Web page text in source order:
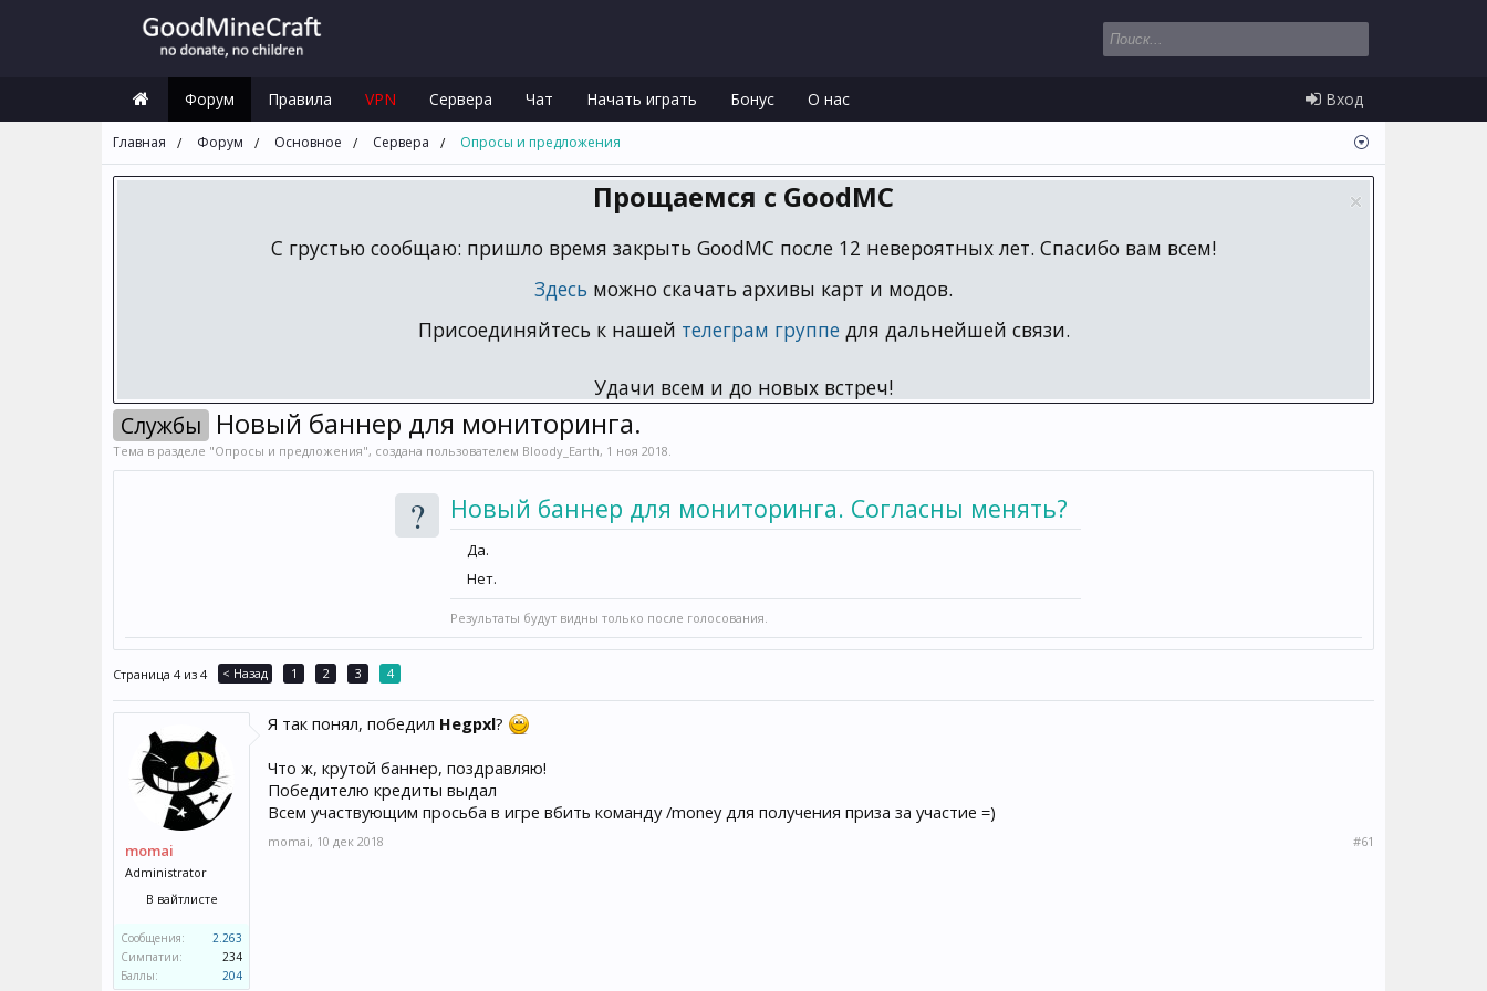
Главная Форум Основное Сервера Опросы и предложения
Прощаемся с GoodMC
С грустью сообщаю: пришло время закрыть GoodMC после 12 невероятных лет. Спасибо вам всем!
Здесь можно скачать архивы карт и модов.
Присоединяйтесь к нашей телеграм группедля дальнейшей связи.
Удачи всем и до новых встреч!
Службы Новый баннер для мониторинга.
Тема в разделе "Опросы и предложения", создана пользователем Bloody_Earth, 1 ноя 2018.
? Новый баннер для мониторинга. Согласны менять?
Да.
Нет.
Результаты будут видны только после голосования.
Страница 4 из 4 < Назад 1 2 3 4
momai
Administrator
В вайтлисте
Сообщения:
2.263
Симпатии:
234
Баллы:
204
Я так понял, победил Hegpxl?
Что ж, крутой баннер, поздравляю!
Победителю кредиты выдал
Всем участвующим просьба в игре вбить команду /money для получения приза за участие =)
momai, 10 дек 2018 #61
Форум Правила VPN Сервера Чат Начать играть Бонус О нас Вход